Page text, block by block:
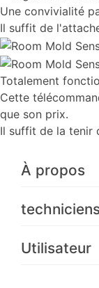
Une convivialité
Il suffit de
Totalement
Cette
que son prix.
Il suffit de la tenir
À propos
Utilisateur